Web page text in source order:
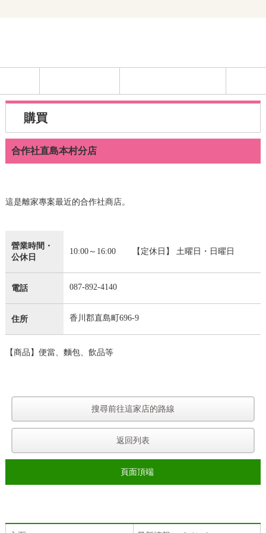
購買
合作社直島本村分店
這是離家專案最近的合作社商店。
營業時間・
公休日
10:00～16:00 【定休日】 土曜日・日曜日
電話 087-892-4140
住所 香川郡直島町696-9
【商品】便當、麵包、飲品等
搜尋前往這家店的路線
返回列表
頁面頂端